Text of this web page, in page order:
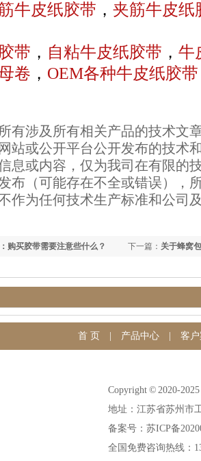
牛皮纸胶带 ， 夹筋牛皮纸
带 ， 自粘牛皮纸胶带 ， 牛
卷 ， OEM各种牛皮纸胶带
有涉及所有相关产品的技术文
站或公开平台公开发布的技术
息或内容，仅为我司在有限的
布（可能存在不全或错误），
作为任何技术生产标准和公司
下一篇： 关于蜂窝
购买胶带需要注意些什么？
首 页 产品中心| 客
Copyright © 2020-
地址：江苏省苏州市
备案号：苏ICP备
全国免费咨询热线：